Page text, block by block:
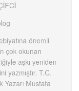
önemli
çok okunan
aşkı yeniden
yazmıştır. T.C.
Yazarı Mustafa